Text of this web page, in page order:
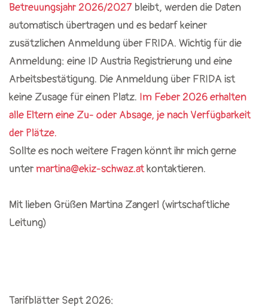
Betreuungsjahr 2026/2027 bleibt, werden die Daten
automatisch übertragen und es bedarf keiner
zusätzlichen Anmeldung über FRIDA. Wichtig für die
Anmeldung: eine ID Austria Registrierung und eine
Arbeitsbestätigung. Die Anmeldung über FRIDA ist
keine Zusage für einen Platz. Im Feber 2026 erhalten
alle Eltern eine Zu- oder Absage, je nach Verfügbarkeit
der Plätze.
Sollte es noch weitere Fragen könnt ihr mich gerne
unter martina@ekiz-schwaz.atkontaktieren.
Mit lieben Grüßen Martina Zangerl (wirtschaftliche
Leitung)
Tarifblätter Sept 2026: